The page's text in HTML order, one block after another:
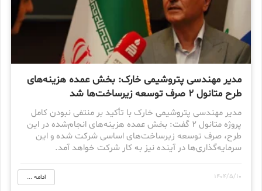
مدیر مهندسی پتروشیمی خارک: بخش عمده هزینه‌های
طرح متانول ۲ صرف توسعه زیرساخت‌ها شد
مدیر مهندسی پتروشیمی خارک با تأکید بر منتفی نبودن کامل
پروژه متانول ۲ گفت: بخش عمده هزینه‌های انجام‌شده در این
طرح، صرف توسعه زیرساخت‌های اساسی شرکت شده و این
سرمایه‌گذاری‌ها در آینده نیز به کار شرکت خواهد آمد.
1404/5/10 ادامه ...